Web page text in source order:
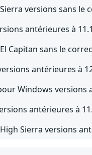
versions sans le
antérieures à 11.1
Capitan sans le
antérieures à
Windows versions
antérieures à
Sierra versions